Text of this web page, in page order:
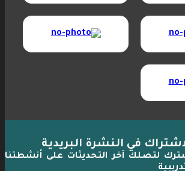
في النشرة البريدية
لتصلك آخر التحديثات على أنشطتنا